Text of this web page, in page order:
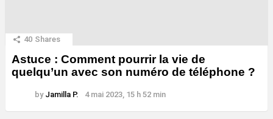
40 Shares
Astuce : Comment pourrir la vie de
quelqu’un avec son numéro de téléphone ?
by Jamilla P. 4 mai 2023, 15 h 52 min